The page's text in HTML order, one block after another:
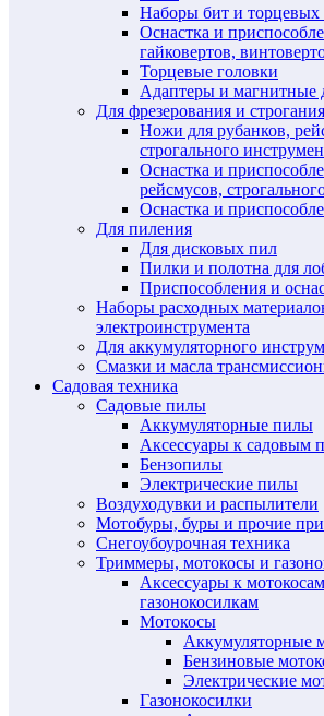
Наборы бит и торцевых
Оснастка и
гайковертов,
Торцевые головки
Адаптеры и магнитные
Для фрезерования и строгания
Ножи для рубанков,
строгального
Оснастка и
рейсмусов,
Оснастка и
Для пиления
Для дисковых пил
Пилки и полотна для
Приспособления и
Наборы расходных
электроинструмента
Для аккумуляторного
Смазки и масла
Садовая техника
Садовые пилы
Аккумуляторные пилы
Аксессуары к садовым
Бензопилы
Электрические пилы
Воздуходувки и распылители
Мотобуры, буры и прочие
Снегоубоурочная техника
Триммеры, мотокосы и
Аксессуары к
газонокосилкам
Мотокосы
Аккумуляторные
Бензиновые
Электрические
Газонокосилки